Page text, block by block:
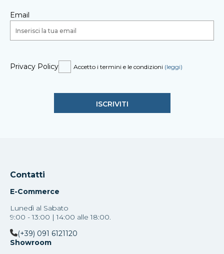
Email
Privacy Policy Accetto i termini e le condizioni (leggi)
Contatti
E-Commerce
Lunedì al Sabato
9:00 - 13:00 | 14:00 alle 18:00.
(+39) 091 6121120
Showroom